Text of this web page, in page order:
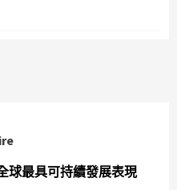
球最具可持續發展表現